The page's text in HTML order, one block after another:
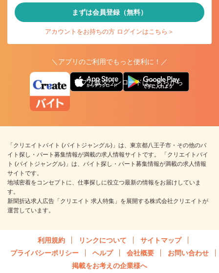
まずは会員登録（無料）
アカウントをお持ちの方 ログインはこちら＞
＼アプリのご利用でもっと便利に！／
アプリ版ダウンロードはこちらから
「クリエイトバイト (バイトジャングル)」は、東京都八王子市・その他のバ
イト探し・パート募集情報が満載の求人情報サイトです。 「クリエイトバイ
ト (バイトジャングル)」は、バイト探し・パート募集情報が満載の求人情報
サイトです。
地域密着をコンセプトに、仕事探しに役立つ最新の情報をお届けしていま
す。
新聞折込求人広告「クリエイト 求人特集」を展開する株式会社クリエイトが
運営しています。
利用規約 リンクについて
サイトマップ
プライバシーポリシー
ヘルプ 会社概要
お問い合わせ
掲載をお考えの企業様へ